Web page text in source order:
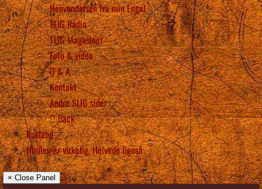
Henvendelsen fra min Engel
TLIG Radio
TLIG Magasinet
Foto & video
Q & A
Kontakt
Andre SLIG sider
Back
Rusland
Himlen er virkelig, Helvede ligeså
× Close Panel